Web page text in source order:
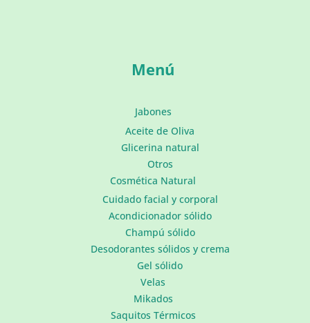
Menú
Jabones
Aceite de Oliva
Glicerina natural
Otros
Cosmética Natural
Cuidado facial y corporal
Acondicionador sólido
Champú sólido
Desodorantes sólidos y crema
Gel sólido
Velas
Mikados
Saquitos Térmicos